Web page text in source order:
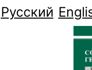
Русский